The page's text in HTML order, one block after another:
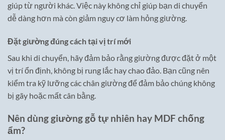
giúp từ người khác. Việc này không chỉ giúp bạn di chuyển
dễ dàng hơn mà còn giảm nguy cơ làm hỏng giường.
Đặt giường đúng cách tại vị trí mới
Sau khi di chuyển, hãy đảm bảo rằng giường được đặt ở một
vị trí ổn định, không bị rung lắc hay chao đảo. Bạn cũng nên
kiểm tra kỹ lưỡng các chân giường để đảm bảo chúng không
bị gãy hoặc mất cân bằng.
Nên dùng giường gỗ tự nhiên hay MDF chống
ẩm?